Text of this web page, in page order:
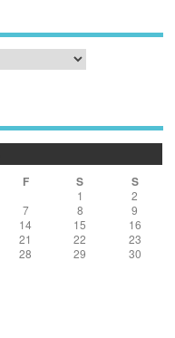
F S S
1
2
7 8
9
14 15
16
21 22
23
28 29
30